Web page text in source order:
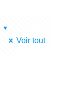
Voir tout